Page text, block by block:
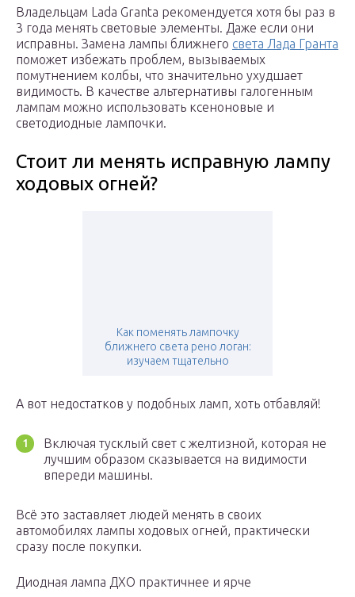
Владельцам Lada Granta рекомендуется хотя бы раз в
3 года менять световые элементы. Даже если они
исправны. Замена лампы ближнего света Лада Гранта
поможет избежать проблем, вызываемых
помутнением колбы, что значительно ухудшает
видимость. В качестве альтернативы галогенным
лампам можно использовать ксеноновые и
светодиодные лампочки.
Стоит ли менять исправную лампу
ходовых огней?
Как поменять лампочку
ближнего света рено логан:
изучаем тщательно
А вот недостатков у подобных ламп, хоть отбавляй!
Включая тусклый свет с желтизной, которая не
лучшим образом сказывается на видимости
впереди машины.
Всё это заставляет людей менять в своих
автомобилях лампы ходовых огней, практически
сразу после покупки.
Диодная лампа ДХО практичнее и ярче